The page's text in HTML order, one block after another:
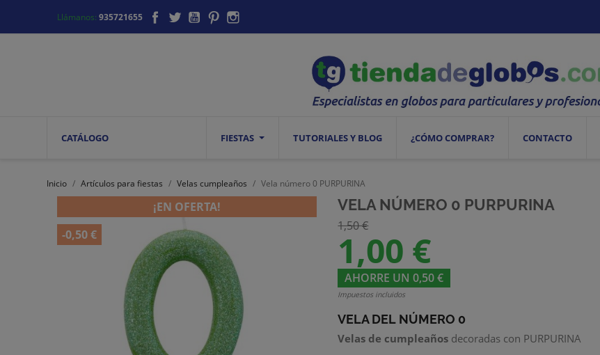
Llámanos:935721655 Facebook
TwitterYouTubePinterest
CATÁLOGO FIESTAS TUTORIALES Y BLOG ¿CÓMO COMPRAR? CONTACTO
Inicio Artículos para fiestas Velas cumpleaños Vela número 0 PURPURINA
¡EN OFERTA!
-0,50 €
VELA NÚMERO 0 PURPURINA
1,50 €
1,00 €
AHORRE UN 0,50 €
Impuestos incluidos
VELA DEL NÚMERO 0
Velas de cumpleaños decoradas con PURPURINA